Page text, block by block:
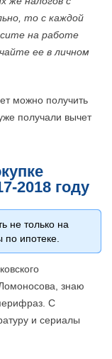
то с каждой
на работе
ее в личном
можно получить
получали вычет
2018 году
не только на
ипотеке.
знаю
С
и сериалы